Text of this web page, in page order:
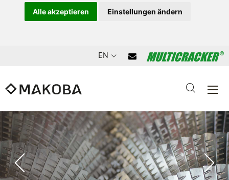
Alle akzeptieren Einstellungen ändern
EN
Previous
slide